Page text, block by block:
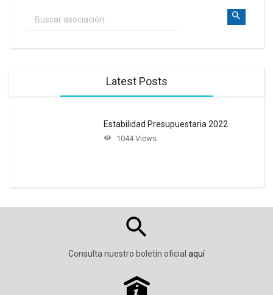
Latest Posts
Estabilidad Presupuestaria 2022
1044 Views
Consulta nuestro boletín oficial aquí
P